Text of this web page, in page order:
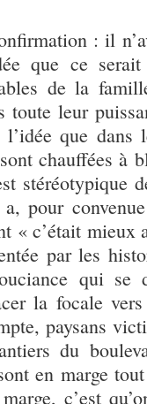
: il
que ce
de la
toute leur
que dans
chauffées à
stéréotypique
pour
« c’était mieux
par les
qui se
la focale
paysans
du
en marge
c’est